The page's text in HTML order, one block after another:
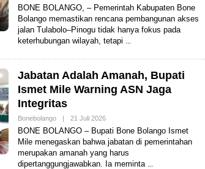
E
H
A
D
BONE BOLANGO, – Pemerintah Kabupaten Bone
Bolango memastikan rencana pembangunan akses
jalan Tulabolo–Pinogu tidak hanya fokus pada
keterhubungan wilayah, tetapi
Jabatan Adalah Amanah, Bupati
Ismet Mile Warning ASN Jaga
Integritas
Bonebolango | 21 Juli 2026O
E
H
A
D
BONE BOLANGO – Bupati Bone Bolango Ismet
Mile menegaskan bahwa jabatan di pemerintahan
merupakan amanah yang harus
dipertanggungjawabkan. Ia meminta